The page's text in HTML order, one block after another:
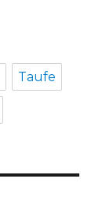
Taufe